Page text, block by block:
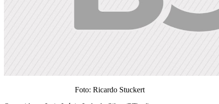
Foto: Ricardo Stuckert